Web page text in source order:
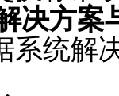
决方案
统解